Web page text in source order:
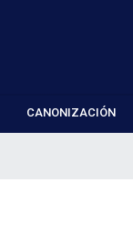
CANONIZACIÓN